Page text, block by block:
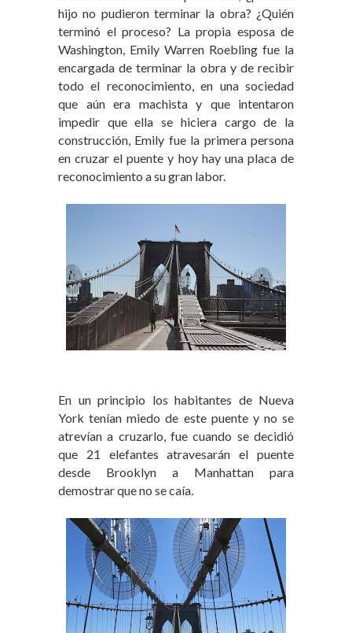
hijo no pudieron terminar la obra? ¿Quién
terminó el proceso? La propia esposa de
Washington, Emily Warren Roebling fue la
encargada de terminar la obra y de recibir
todo el reconocimiento, en una sociedad
que aún era machista y que intentaron
impedir que ella se hiciera cargo de la
construcción, Emily fue la primera persona
en cruzar el puente y hoy hay una placa de
reconocimiento a su gran labor.
En un principio los habitantes de Nueva
York tenían miedo de este puente y no se
atrevían a cruzarlo, fue cuando se decidió
que 21 elefantes atravesarán el puente
desde Brooklyn a Manhattan para
demostrar que no se caía.